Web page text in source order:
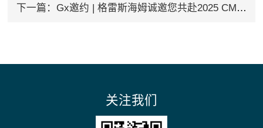
下一篇： Gx邀约 | 格雷斯海姆诚邀您共赴2025 CMC China 药博会
关注我们